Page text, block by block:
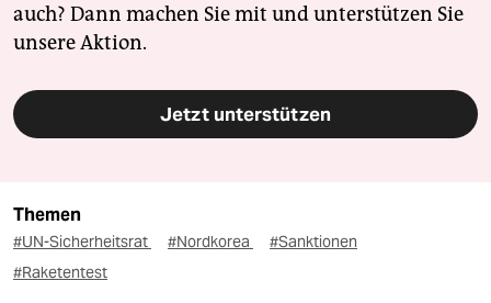
auch? Dann machen Sie mit und unterstützen Sie
unsere Aktion.
Jetzt unterstützen
Themen
#UN-Sicherheitsrat #Nordkorea
#Sanktionen
#Raketentest